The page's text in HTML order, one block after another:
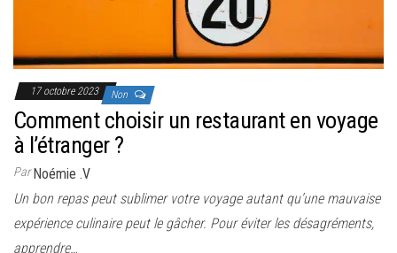
17 octobre 2023 Non
Comment choisir un restaurant en voyage
à l’étranger ?
ParNoémie .V
Un bon repas peut sublimer votre voyage autant qu’une mauvaise
expérience culinaire peut le gâcher. Pour éviter les désagréments,
apprendre…